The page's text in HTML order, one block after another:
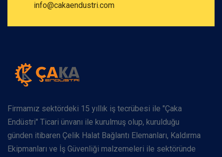
info@cakaendustri.com
Firmamız sektördeki 15 yıllık iş tecrübesi ile "Çaka
Endüstri" Ticari ünvanı ile kurulmuş olup, kurulduğu
günden itibaren Çelik Halat Bağlantı Elemanları, Kaldırma
Ekipmanları ve İş Güvenliği malzemeleri ile sektöründe